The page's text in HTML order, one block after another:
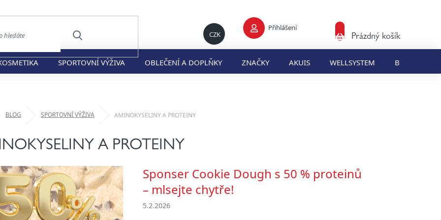
CZK
Přihlášení
HLEDAT
Nákupní
košík
Prázdný košík
SPORTOVNÍ VÝŽIVA OBLEČENÍ A DOPLŇKY ZNAČKY AKUIS WELLSYSTEM BLOG
BLOG SPORTOVNÍ VÝŽIVA AMINOKYSELINY A PROTEINY
A PROTEINY
Sponser Cookie Dough s 50 % proteinů
– mlsejte chytře!
5.2.2026